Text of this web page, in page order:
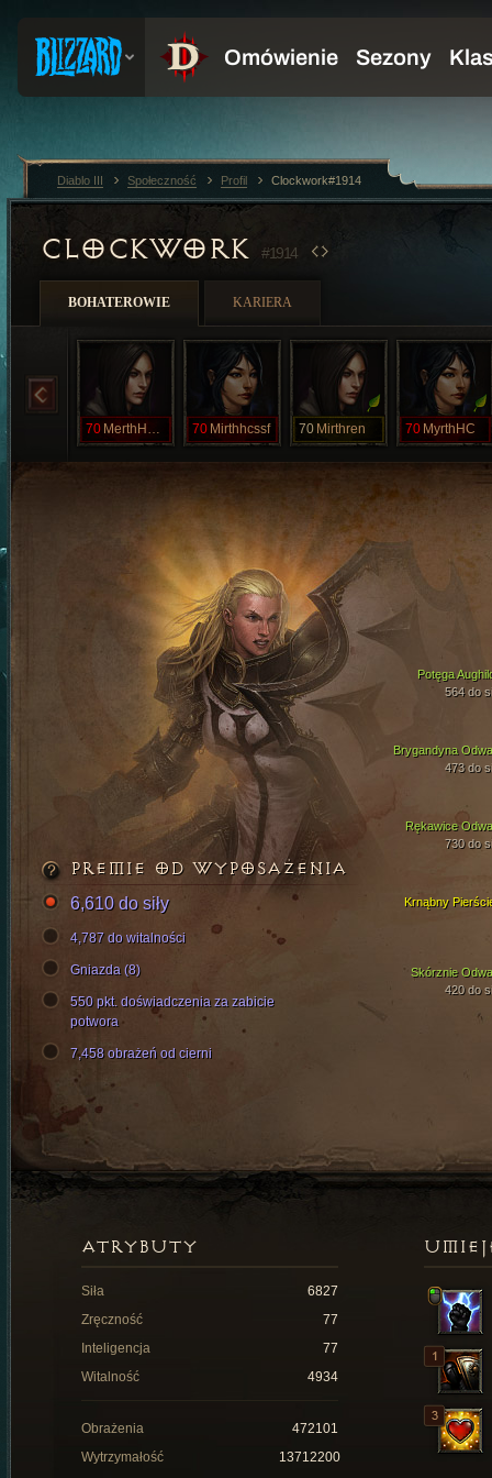
CLOCKWORK #1914
BOHATEROWIE KARIERA
70 MerthHCSSF 70 Mirthhcssf 70 Mirthren 70 MyrthHC
Brygandyna
473 do
Rękawice
730 do
Potęga
564 do
Skórznie
420 do
Krnąbny
PREMIE OD WYPOSAŻENIA
6,610 do siły
4,787 do witalności
Gniazda (8)
550 pkt. doświadczenia za zabicie
potwora
7,458 obrażeń od cierni
ATRYBUTY
Siła
6827
Zręczność
77
Inteligencja
77
Witalność
4934
Obrażenia
472101
Wytrzymałość
13712200
Diablo III Społeczność Profil Clockwork#1914